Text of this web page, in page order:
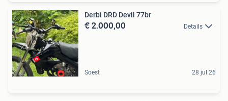
Derbi DRD Devil 77br
€ 2.000,00 Details
Soest 28 jul 26